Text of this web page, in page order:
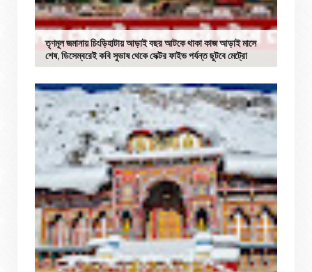
তৃণমূল জমানায় চিংড়িহাটায় আড়াই বছর আটকে থাকা কাজ আড়াই মাসে
শেষ, ডিসেম্বরেই কবি সুভাষ থেকে সেক্টর ফাইভ পর্যন্ত ছুটবে মেট্রো